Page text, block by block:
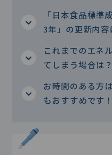
「日本食品標準
3年」の更新内容
これまでのエネ
てしまう場合は？
お時間のある方
もおすすめです！